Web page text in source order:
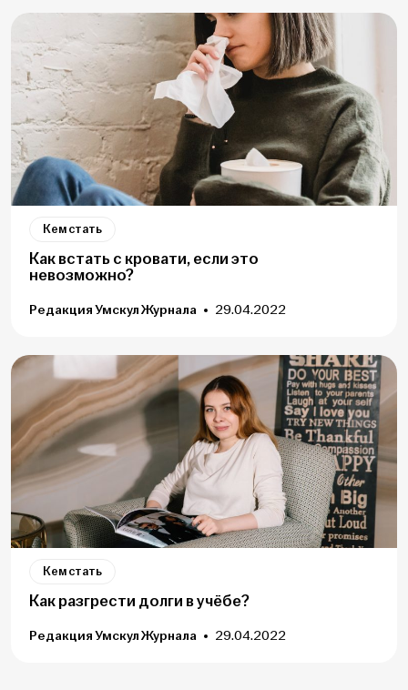
Кем стать
Как встать с кровати, если это
невозможно?
Редакция Умскул Журнала 29.04.2022
Кем стать
Как разгрести долги в учёбе?
Редакция Умскул Журнала 29.04.2022